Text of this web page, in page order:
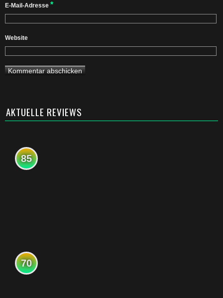
E-Mail-Adresse *
Website
AKTUELLE REVIEWS
85
70